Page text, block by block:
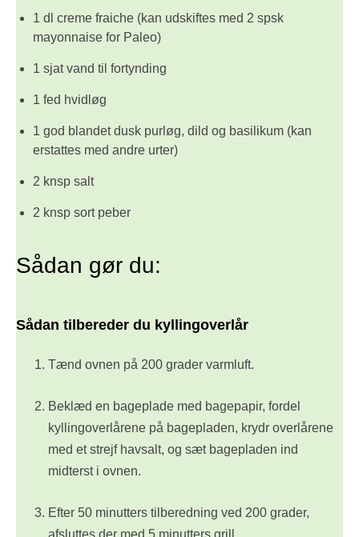
1 dl creme fraiche (kan udskiftes med 2 spsk
mayonnaise for Paleo)
1 sjat vand til fortynding
1 fed hvidløg
1 god blandet dusk purløg, dild og basilikum (kan
erstattes med andre urter)
2 knsp salt
2 knsp sort peber
Sådan gør du:
Sådan tilbereder du kyllingoverlår
Tænd ovnen på 200 grader varmluft.
Beklæd en bageplade med bagepapir, fordel
kyllingoverlårene på bagepladen, krydr overlårene
med et strejf havsalt, og sæt bagepladen ind
midterst i ovnen.
Efter 50 minutters tilberedning ved 200 grader,
afsluttes der med 5 minutters grill.